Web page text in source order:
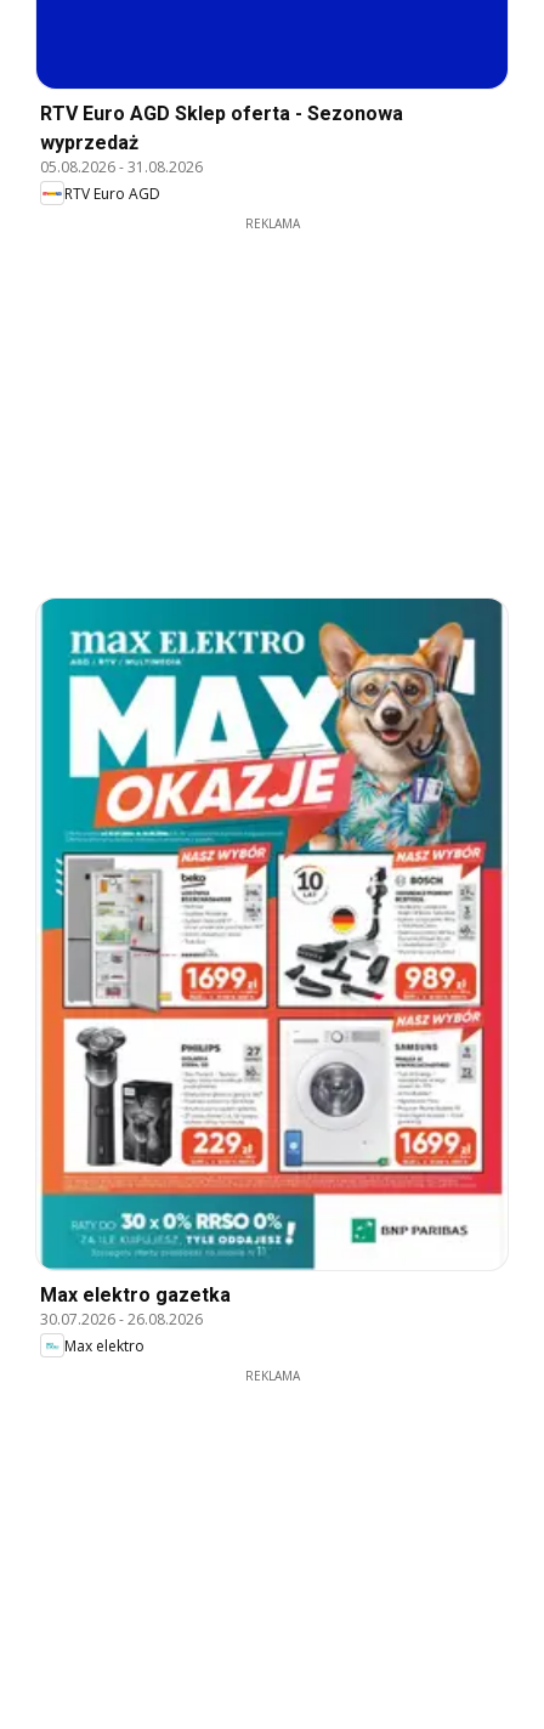
RTV Euro AGD Sklep oferta - Sezonowa
wyprzedaż
05.08.2026-31.08.2026
RTV Euro AGD
REKLAMA
Max elektro gazetka
30.07.2026-26.08.2026
Max elektro
REKLAMA